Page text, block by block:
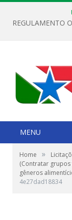
MENU
Home »
(Contratar
gêneros
4e27dad18834